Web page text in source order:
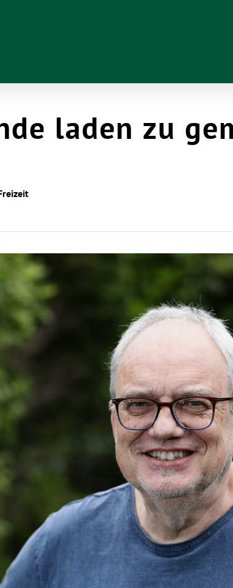
laden zu